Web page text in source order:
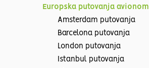
Europska putovanja avionom
Amsterdam putovanja
Barcelona putovanja
London putovanja
Istanbul putovanja